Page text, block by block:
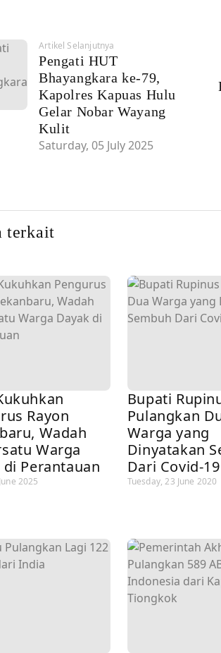
Artikel Selanjutnya
Pengati HUT
Bhayangkara ke-79,
Kapolres Kapuas Hulu
Gelar Nobar Wayang
Kulit
Saturday, 05 July 2025
terkait
Rayon
Wadah
Warga
di Perantauan
2025
Bupati
Pulangkan
Warga yang
Dinyatakan
Dari Covid-19
Tuesday, 23 June 2020